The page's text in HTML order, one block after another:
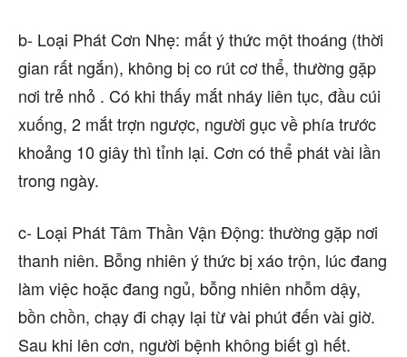
b- Loại Phát Cơn Nhẹ: mất ý thức một thoáng (thời
gian rất ngắn), không bị co rút cơ thể, thường gặp
nơi trẻ nhỏ . Có khi thấy mắt nháy liên tục, đầu cúi
xuống, 2 mắt trợn ngược, người gục về phía trước
khoảng 10 giây thì tỉnh lại. Cơn có thể phát vài lần
trong ngày.
c- Loại Phát Tâm Thần Vận Động: thường gặp nơi
thanh niên. Bỗng nhiên ý thức bị xáo trộn, lúc đang
làm việc hoặc đang ngủ, bỗng nhiên nhỗm dậy,
bồn chồn, chạy đi chạy lại từ vài phút đến vài giờ.
Sau khi lên cơn, người bệnh không biết gì hết.